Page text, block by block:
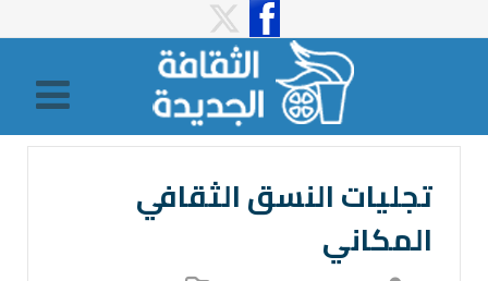
تجليات النسق الثقافي
المكاني